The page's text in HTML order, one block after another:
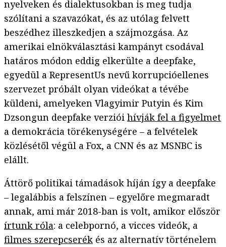
nyelveken és dialektusokban is meg tudja
szólítani a szavazókat, és az utólag felvett
beszédhez illeszkedjen a szájmozgása. Az
amerikai elnökválasztási kampányt csodával
határos módon eddig elkerülte a deepfake,
egyedül a RepresentUs nevű korrupcióellenes
szervezet próbált olyan videókat a tévébe
küldeni, amelyeken Vlagyimir Putyin és Kim
Dzsongun deepfake verziói hívják fel a figyelmet
a demokrácia törékenységére – a felvételek
közlésétől végül a Fox, a CNN és az MSNBC is
elállt.
Áttörő politikai támadások híján így a deepfake
– legalábbis a felszínen – egyelőre megmaradt
annak, ami már 2018-ban is volt, amikor először
írtunk róla: a celebpornó, a vicces videók, a
filmes szerepcserék és az alternatív történelem